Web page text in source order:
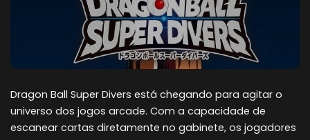
Dragon Ball Super Divers está chegando para agitar o
universo dos jogos arcade. Com a capacidade de
escanear cartas diretamente no gabinete, os jogadores